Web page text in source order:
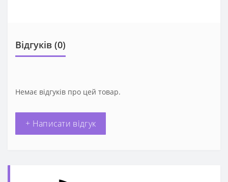
Відгуків (0)
Немає відгуків про цей товар.
+ Написати відгук